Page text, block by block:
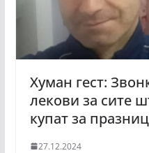
Хуман гест:
лекови за сите
купат за
27.12.2024